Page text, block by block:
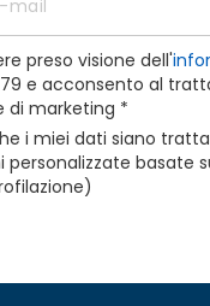
preso visione dell'
e acconsento al
di marketing *
i miei dati siano
basate